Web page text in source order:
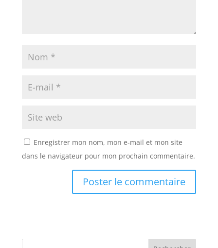
Enregistrer mon nom, mon e-mail et mon site
dans le navigateur pour mon prochain commentaire.
e
e